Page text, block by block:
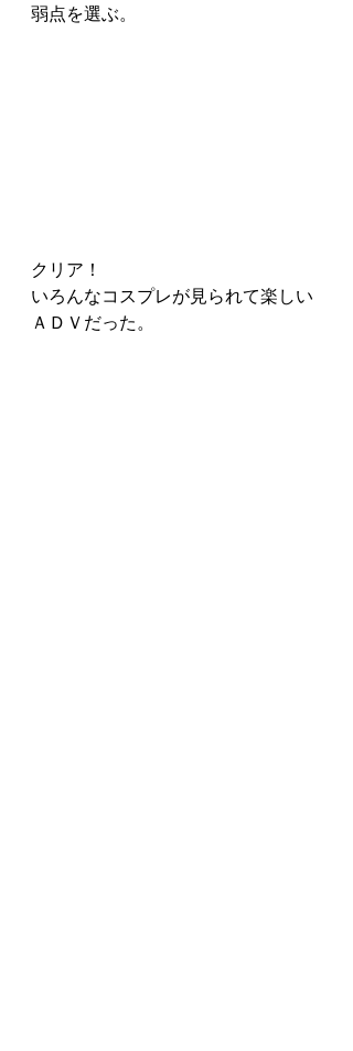
弱点を選ぶ。
クリア！
いろんなコスプレが見られて楽しい
ＡＤＶだった。